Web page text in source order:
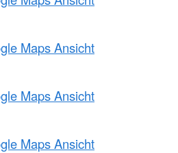
Maps Ansicht
Maps Ansicht
Maps Ansicht